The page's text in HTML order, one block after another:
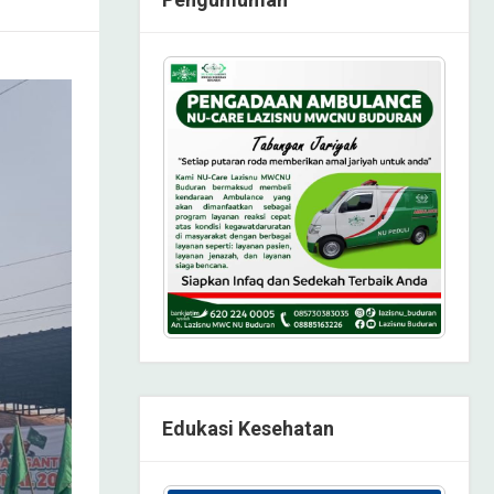
Edukasi Kesehatan